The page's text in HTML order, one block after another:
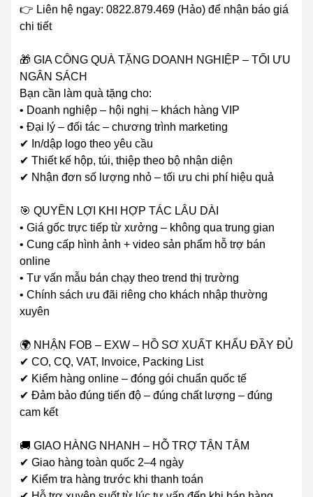
👉 Liên hệ ngay: 0822.879.469 (Hảo) để nhận báo giá
chi tiết
🎁 GIA CÔNG QUÀ TẶNG DOANH NGHIỆP – TỐI ƯU
NGÂN SÁCH
Bạn cần làm quà tặng cho:
• Doanh nghiệp – hội nghị – khách hàng VIP
• Đại lý – đối tác – chương trình marketing
✔ In/dập logo theo yêu cầu
✔ Thiết kế hộp, túi, thiệp theo bộ nhận diện
✔ Nhận đơn số lượng nhỏ – tối ưu chi phí hiệu quả
🎯 QUYỀN LỢI KHI HỢP TÁC LÂU DÀI
• Giá gốc trực tiếp từ xưởng – không qua trung gian
• Cung cấp hình ảnh + video sản phẩm hỗ trợ bán
online
• Tư vấn mẫu bán chạy theo trend thị trường
• Chính sách ưu đãi riêng cho khách nhập thường
xuyên
🌍 NHẬN FOB – EXW – HỒ SƠ XUẤT KHẨU ĐẦY ĐỦ
✔ CO, CQ, VAT, Invoice, Packing List
✔ Kiểm hàng online – đóng gói chuẩn quốc tế
✔ Đảm bảo đúng tiến độ – đúng chất lượng – đúng
cam kết
🚚 GIAO HÀNG NHANH – HỖ TRỢ TẬN TÂM
✔ Giao hàng toàn quốc 2–4 ngày
✔ Kiểm tra hàng trước khi thanh toán